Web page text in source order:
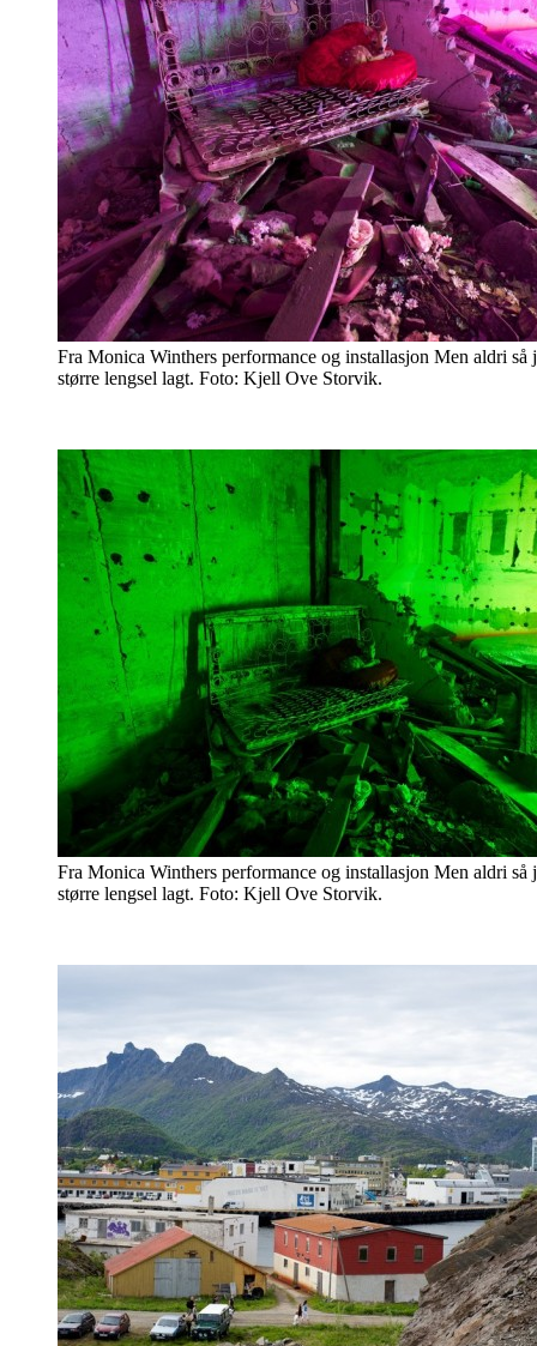
Fra Monica Winthers performance og installasjon Men aldri så
større lengsel lagt. Foto: Kjell Ove Storvik.
Fra Monica Winthers performance og installasjon Men aldri så
større lengsel lagt. Foto: Kjell Ove Storvik.